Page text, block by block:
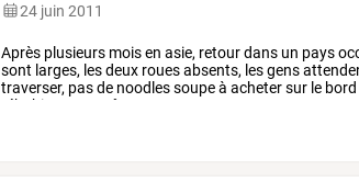
24 juin 2011
Après plusieurs moisen asie, retourdans un pays
sont larges, lesdeux rouesabsents, lesgens
traverser, pasde noodlessoupeà achetersur le bord
réhabituer.
même